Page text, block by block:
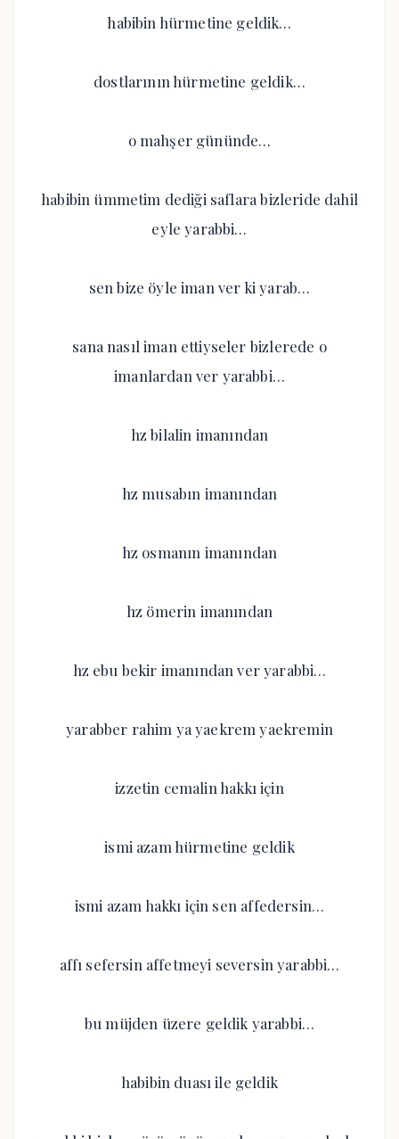
habibin hürmetine geldik…
dostlarının hürmetine geldik…
o mahşer gününde…
habibin ümmetim dediği saflara bizleride dahil
eyle yarabbi…
sen bize öyle iman ver ki yarab…
sana nasıl iman ettiyseler bizlerede o
imanlardan ver yarabbi…
hz bilalin imanından
hz musabın imanından
hz osmanın imanından
hz ömerin imanından
hz ebu bekir imanından ver yarabbi…
yarabber rahim ya yaekrem yaekremin
izzetin cemalin hakkı için
ismi azam hürmetine geldik
ismi azam hakkı için sen affedersin…
affı sefersin affetmeyi seversin yarabbi…
bu müjden üzere geldik yarabbi…
habibin duası ile geldik